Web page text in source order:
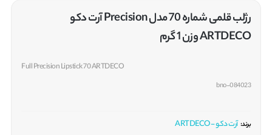
رژلب قلمی شماره 70 مدل Precision آرت دکو
ARTDECO وزن 1 گرم
Full Precision Lipstick 70 ARTDECO
bno-084023
برند: آرت دکو - ARTDECO